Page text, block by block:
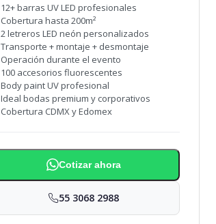
12+ barras UV LED profesionales
Cobertura hasta 200m²
2 letreros LED neón personalizados
Transporte + montaje + desmontaje
Operación durante el evento
100 accesorios fluorescentes
Body paint UV profesional
Ideal bodas premium y corporativos
Cobertura CDMX y Edomex
Cotizar ahora
55 3068 2988